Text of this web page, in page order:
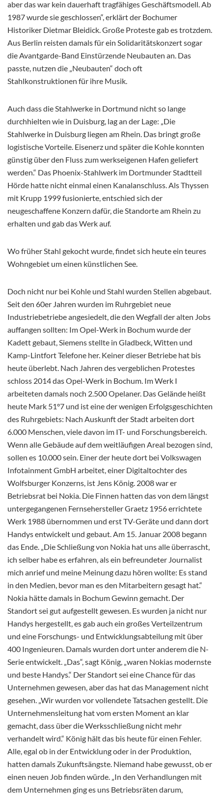
aber das war kein dauerhaft tragfähiges Geschäftsmodell. Ab
1987 wurde sie geschlossen“, erklärt der Bochumer
Historiker Dietmar Bleidick. Große Proteste gab es trotzdem.
Aus Berlin reisten damals für ein Solidaritätskonzert sogar
die Avantgarde-Band Einstürzende Neubauten an. Das
passte, nutzen die „Neubauten“ doch oft
Stahlkonstruktionen für ihre Musik.
Auch dass die Stahlwerke in Dortmund nicht so lange
durchhielten wie in Duisburg, lag an der Lage: „Die
Stahlwerke in Duisburg liegen am Rhein. Das bringt große
logistische Vorteile. Eisenerz und später die Kohle konnten
günstig über den Fluss zum werkseigenen Hafen geliefert
werden.“ Das Phoenix-Stahlwerk im Dortmunder Stadtteil
Hörde hatte nicht einmal einen Kanalanschluss. Als Thyssen
mit Krupp 1999 fusionierte, entschied sich der
neugeschaffene Konzern dafür, die Standorte am Rhein zu
erhalten und gab das Werk auf.
Wo früher Stahl gekocht wurde, findet sich heute ein teures
Wohngebiet um einen künstlichen See.
Doch nicht nur bei Kohle und Stahl wurden Stellen abgebaut.
Seit den 60er Jahren wurden im Ruhrgebiet neue
Industriebetriebe angesiedelt, die den Wegfall der alten Jobs
auffangen sollten: Im Opel-Werk in Bochum wurde der
Kadett gebaut, Siemens stellte in Gladbeck, Witten und
Kamp-Lintfort Telefone her. Keiner dieser Betriebe hat bis
heute überlebt. Nach Jahren des vergeblichen Protestes
schloss 2014 das Opel-Werk in Bochum. Im Werk I
arbeiteten damals noch 2.500 Opelaner. Das Gelände heißt
heute Mark 51°7 und ist eine der wenigen Erfolgsgeschichten
des Ruhrgebiets: Nach Auskunft der Stadt arbeiten dort
6.000 Menschen, viele davon im IT- und Forschungsbereich.
Wenn alle Gebäude auf dem weitläufigen Areal bezogen sind,
sollen es 10.000 sein. Einer der heute dort bei Volkswagen
Infotainment GmbH arbeitet, einer Digitaltochter des
Wolfsburger Konzerns, ist Jens König. 2008 war er
Betriebsrat bei Nokia. Die Finnen hatten das von dem längst
untergegangenen Fernsehersteller Graetz 1956 errichtete
Werk 1988 übernommen und erst TV-Geräte und dann dort
Handys entwickelt und gebaut. Am 15. Januar 2008 begann
das Ende. „Die Schließung von Nokia hat uns alle überrascht,
ich selber habe es erfahren, als ein befreundeter Journalist
mich anrief und meine Meinung dazu hören wollte: Es stand
in den Medien, bevor man es den Mitarbeitern gesagt hat.“
Nokia hätte damals in Bochum Gewinn gemacht. Der
Standort sei gut aufgestellt gewesen. Es wurden ja nicht nur
Handys hergestellt, es gab auch ein großes Verteilzentrum
und eine Forschungs- und Entwicklungsabteilung mit über
400 Ingenieuren. Damals wurden dort unter anderem die N-
Serie entwickelt. „Das“, sagt König, „waren Nokias modernste
und beste Handys.“ Der Standort sei eine Chance für das
Unternehmen gewesen, aber das hat das Management nicht
gesehen. „Wir wurden vor vollendete Tatsachen gestellt. Die
Unternehmensleitung hat vom ersten Moment an klar
gemacht, dass über die Werksschließung nicht mehr
verhandelt wird.“ König hält das bis heute für einen Fehler.
Alle, egal ob in der Entwicklung oder in der Produktion,
hatten damals Zukunftsängste. Niemand habe gewusst, ob er
einen neuen Job finden würde. „In den Verhandlungen mit
dem Unternehmen ging es uns Betriebsräten darum,